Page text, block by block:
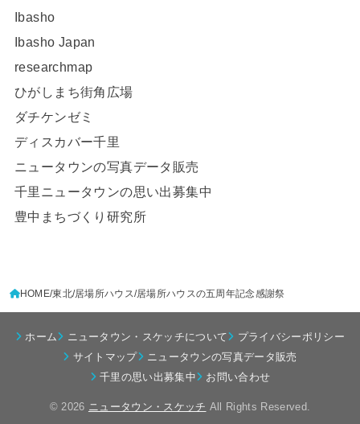
Ibasho
Ibasho Japan
researchmap
ひがしまち街角広場
ダチケンゼミ
ディスカバー千里
ニュータウンの写真データ販売
千里ニュータウンの思い出募集中
豊中まちづくり研究所
HOME 東北 居場所ハウス 居場所ハウスの五周年記念感謝祭
ホーム ニュータウン・スケッチについて
プライバシーポリシー
サイトマップ
ニュータウンの写真データ販売
千里の思い出募集中
お問い合わせ
© 2026 ニュータウン・スケッチ All Rights Reserved.